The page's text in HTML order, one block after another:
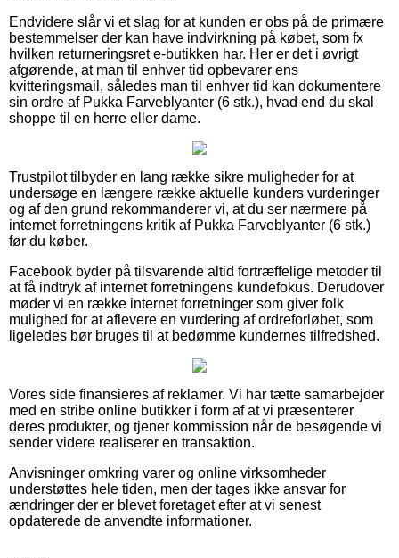
Endvidere slår vi et slag for at kunden er obs på de primære
bestemmelser der kan have indvirkning på købet, som fx
hvilken returneringsret e-butikken har. Her er det i øvrigt
afgørende, at man til enhver tid opbevarer ens
kvitteringsmail, således man til enhver tid kan dokumentere
sin ordre af Pukka Farveblyanter (6 stk.), hvad end du skal
shoppe til en herre eller dame.
Trustpilot tilbyder en lang række sikre muligheder for at
undersøge en længere række aktuelle kunders vurderinger
og af den grund rekommanderer vi, at du ser nærmere på
internet forretningens kritik af Pukka Farveblyanter (6 stk.)
før du køber.
Facebook byder på tilsvarende altid fortræffelige metoder til
at få indtryk af internet forretningens kundefokus. Derudover
møder vi en række internet forretninger som giver folk
mulighed for at aflevere en vurdering af ordreforløbet, som
ligeledes bør bruges til at bedømme kundernes tilfredshed.
Vores side finansieres af reklamer. Vi har tætte samarbejder
med en stribe online butikker i form af at vi præsenterer
deres produkter, og tjener kommission når de besøgende vi
sender videre realiserer en transaktion.
Anvisninger omkring varer og online virksomheder
understøttes hele tiden, men der tages ikke ansvar for
ændringer der er blevet foretaget efter at vi senest
opdaterede de anvendte informationer.